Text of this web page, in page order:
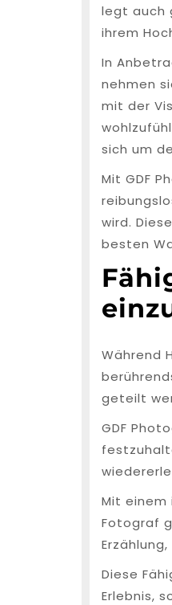
legt auch
ihrem
In
nehmen
mit der
sich um
Mit GDF
wird.
besten
Während
geteilt
GDF
Mit einem
Fotograf
Diese
Erlebnis,